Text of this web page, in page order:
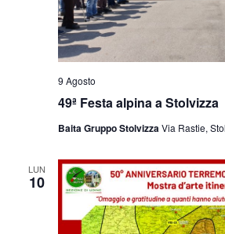
49ª Festa alpina a Stolvizza
9 Agosto
Baita Gruppo StolvizzaVia Rastie,
LUN
10